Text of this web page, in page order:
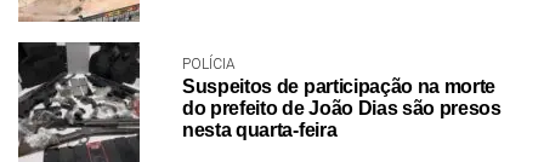
POLÍCIA
Suspeitos de participação na morte
do prefeito de João Dias são presos
nesta quarta-feira